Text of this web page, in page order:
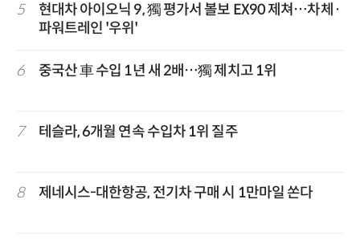
5
현대차 아이오닉 9, 獨 평가서 볼보 EX90 제쳐…차체·
파워트레인 '우위'
6 중국산 車 수입 1년 새 2배…獨 제치고 1위
7 테슬라, 6개월 연속 수입차 1위 질주
8 제네시스-대한항공, 전기차 구매 시 1만마일 쏜다